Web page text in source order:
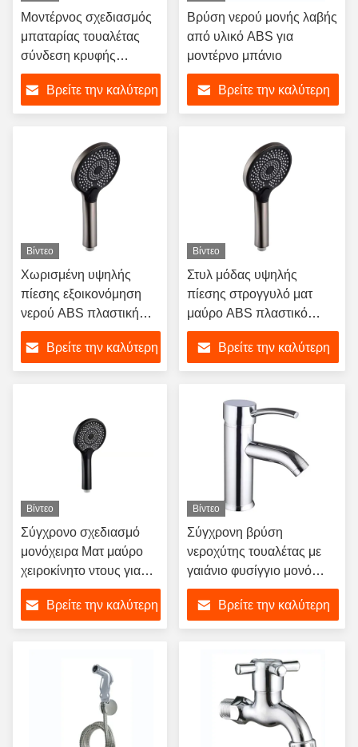
Μοντέρνος σχεδιασμός
μπαταρίας τουαλέτας
σύνδεση κρυφής
δεξαμενής νερού HDPE
γωνιακός σωλήνας
εξόδου
Βρείτε την καλύτερη
Βρύση νερού μονής λαβής
από υλικό ABS για
μοντέρνο μπάνιο
Βρείτε την καλύτερη
Βίντεο
Χωρισμένη υψηλής
πίεσης εξοικονόμηση
νερού ABS πλαστική
επιφάνεια ντους για
εξαρτήματα μπάνιου
Βρείτε την καλύτερη
Βίντεο
Στυλ μόδας υψηλής
πίεσης στρογγυλό ματ
μαύρο ABS πλαστικό
ντους βροχής για μπάνιο
Βρείτε την καλύτερη
Βίντεο
Σύγχρονο σχεδιασμό
μονόχειρα Ματ μαύρο
χειροκίνητο ντους για
μπάνιο
Βρείτε την καλύτερη
Βίντεο
Σύγχρονη βρύση
νεροχύτης τουαλέτας με
γαιάνιο φυσίγγιο μονό
χειριστήριο σχεδιασμό και
χρωματοποιημένο
φινίρισμα
Βρείτε την καλύτερη